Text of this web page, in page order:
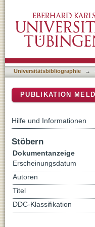
Universitätsbibliographie →
PUBLIKATION
Hilfe und Informationen
Stöbern
Dokumentanzeige
Erscheinungsdatum
Autoren
Titel
DDC-Klassifikation